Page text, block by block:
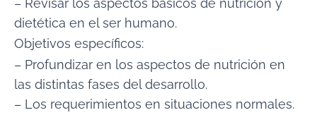
dietética en el ser humano.
Objetivos específicos:
– Profundizar en los aspectos de nutrición en
las distintas fases del desarrollo.
– Los requerimientos en situaciones normales.